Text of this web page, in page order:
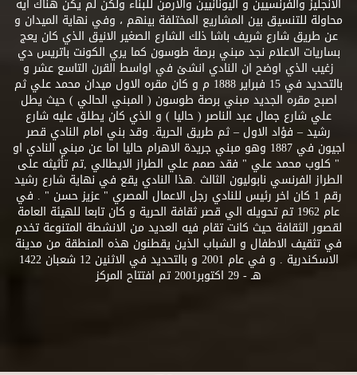
الانجليز والفرنسيين و اليونانيين والأرمن للبناء ولكن لم يكن هناك ايه
محاولة للتنسيق بين المشاريع المختلفة بينهم ، وفي نهاية الميدان و
عن طريق شارع شريف باشا ذلك الشارع الصغير الانيق الذي كان يعج
بساريات الاعلام نجد مبني برصة طوسون كما يري الكونت باتريس دي
زغيب الذي اوضح ان النادي انشئ في اواسط القرن التاسع عشر و
بالتحديد في 15 فبراير 1888 م و كان مقره الاول ميدان محمد علي ثم
اصبح مقره الجديد مبني برصة طوسون ( المبني الحالي ) حيث يطل
علي شارع جمال عبد الناصر ( حاليا ) و الذي كان يطلق عليه شارع
رشيد – فؤاد الاول – ثم طريق الحرية. وقد بني امام النادي قصر
اجيون في 1887 وهو مبني جريدة الاهرام حاليا اما عن مبني النادي او
" كلوب محمد علي " فقد صمم علي الطراز الايطالي ,تم تأثيثه على
الطراز الفرنسي نابوليون الثالث .هذا النادي يقع في نهاية شارع رشيد
رقم 1 كان اخر رئيس للنادي رجل الاعمال المصري " عزيز حسن " . في
عام 1962 تم تحويله الي قصر ثقافة الحرية و كان تابعا للهيئة العامة
لقصور الثقافة حيث كانت تقام فيه العديد من الانشطة المتنوعة تخدم
في تثقيف الاطفال و الشباب الذين يقطنون هذه المنطقة من مدينة
الاسكندرية . و في عام 2001 و بالتحديد في الاثنين 12 شعبان 1422
هـ - 29 اكتوبر2001 تم افتتاح المركز